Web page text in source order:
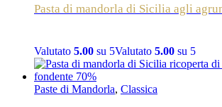
Pasta di mandorla di Sicilia agli
Valutato 5.00 su 5Valutato 5.00 su 5
Paste di Mandorla, Classica